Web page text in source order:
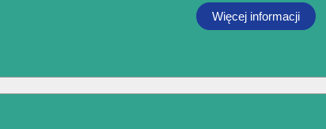
Więcej informacji